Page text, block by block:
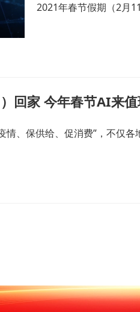
2021年春节假期（2月
回家 今年春节AI来
、保供给、促消费”，不仅各